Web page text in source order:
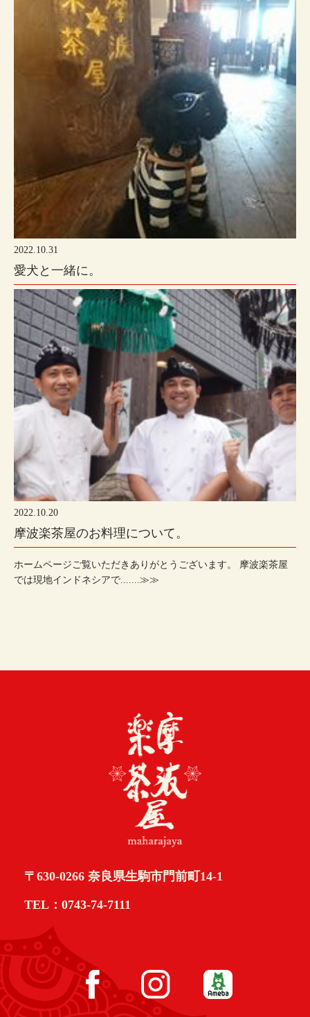
2022.10.31
愛犬と一緒に。
摩波楽茶屋のホームページを ご覧頂きありがとうございます。
テラスデッキは ワン.......≫≫
2022.10.20
摩波楽茶屋のお料理について。
ホームページご覧いただきありがとうございます。 摩波楽茶屋
では現地インドネシアで.......≫≫
〒630-0266 奈良県生駒市門前町14-1
TEL：0743-74-7111